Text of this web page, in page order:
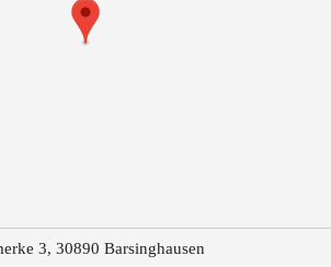
3, 30890 Barsinghausen